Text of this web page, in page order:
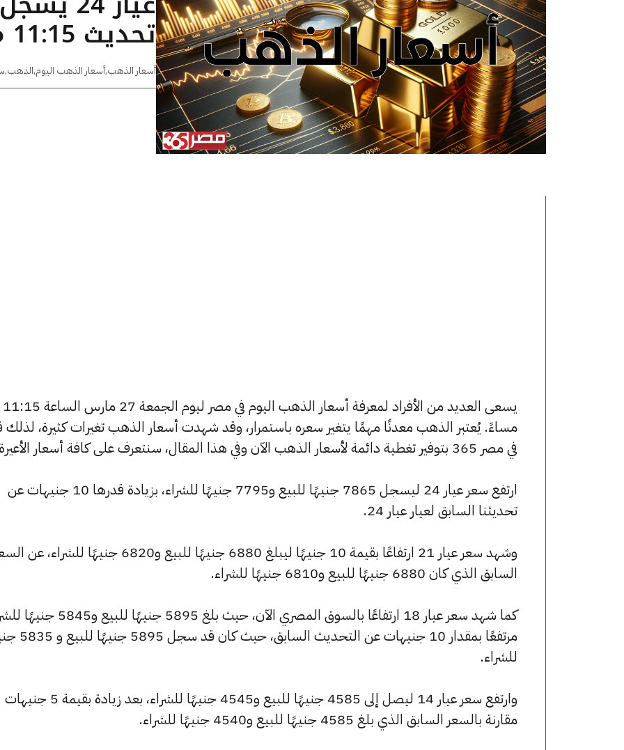
تحديث 11:15 مساءًا
أسعار الذهب,أسعار الذهب اليوم,الذهب,
يسعى العديد من الأفراد لمعرفة أسعار الذهب اليوم في مصر ليوم الجمعة 27 مارس الساعة 11:15
مساءً. يُعتبر الذهب معدنًا مهمًا يتغير سعره باستمرار، وقد شهدت أسعار الذهب تغيرات كثيرة، لذلك
في مصر 365 بتوفير تغطية دائمة لأسعار الذهب الآن وفي هذا المقال، سنتعرف على كافة أسعار الأعيرة.
ارتفع سعر عيار 24 ليسجل 7865 جنيهًا للبيع و7795 جنيهًا للشراء، بزيادة قدرها 10 جنيهات عن
تحديثنا السابق لعيار عيار 24.
وشهد سعر عيار 21 ارتفاعًا بقيمة 10 جنيهًا ليبلغ 6880 جنيهًا للبيع و6820 جنيهًا للشراء،
السابق الذي كان 6880 جنيهًا للبيع و6810 جنيهًا للشراء.
كما شهد سعر عيار 18 ارتفاعًا بالسوق المصري الآن، حيث بلغ 5895 جنيهًا
مرتفعًا بمقدار 10 جنيهات عن التحديث
للشراء.
وارتفع سعر عيار 14 ليصل إلى 4585 جنيهًا للبيع و4545 جنيهًا للشراء، بعد زيادة بقيمة 5 جنيهات
مقارنة بالسعر السابق الذي بلغ 4585 جنيهًا للبيع و4540 جنيهًا للشراء.